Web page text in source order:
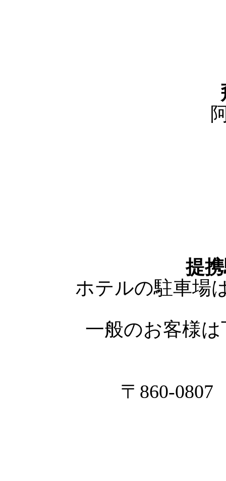
提
ホテルの駐車場
一般のお客様
〒860-